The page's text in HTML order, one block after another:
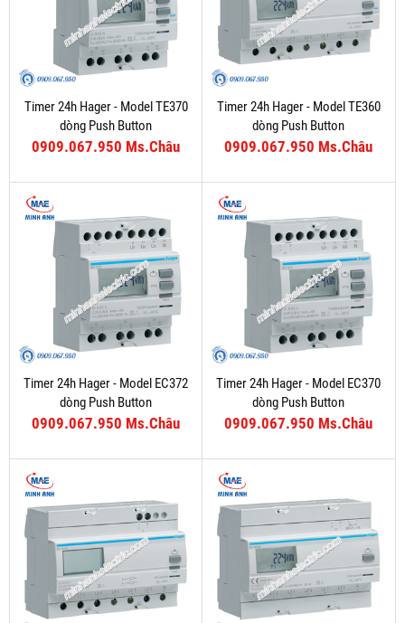
Timer 24h Hager - Model TE370
dòng Push Button
0909.067.950 Ms.Châu
Timer 24h Hager - Model TE360
dòng Push Button
0909.067.950 Ms.Châu
Timer 24h Hager - Model EC372
dòng Push Button
0909.067.950 Ms.Châu
Timer 24h Hager - Model EC370
dòng Push Button
0909.067.950 Ms.Châu